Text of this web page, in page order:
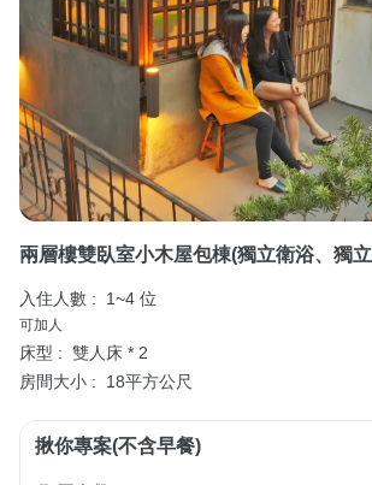
兩層樓雙臥室小木屋包棟(獨立衛浴、獨
入住人數 : 1~4 位
可加人
床型 : 雙人床 * 2
房間大小 :
18平方公尺
揪你專案(不含早餐)